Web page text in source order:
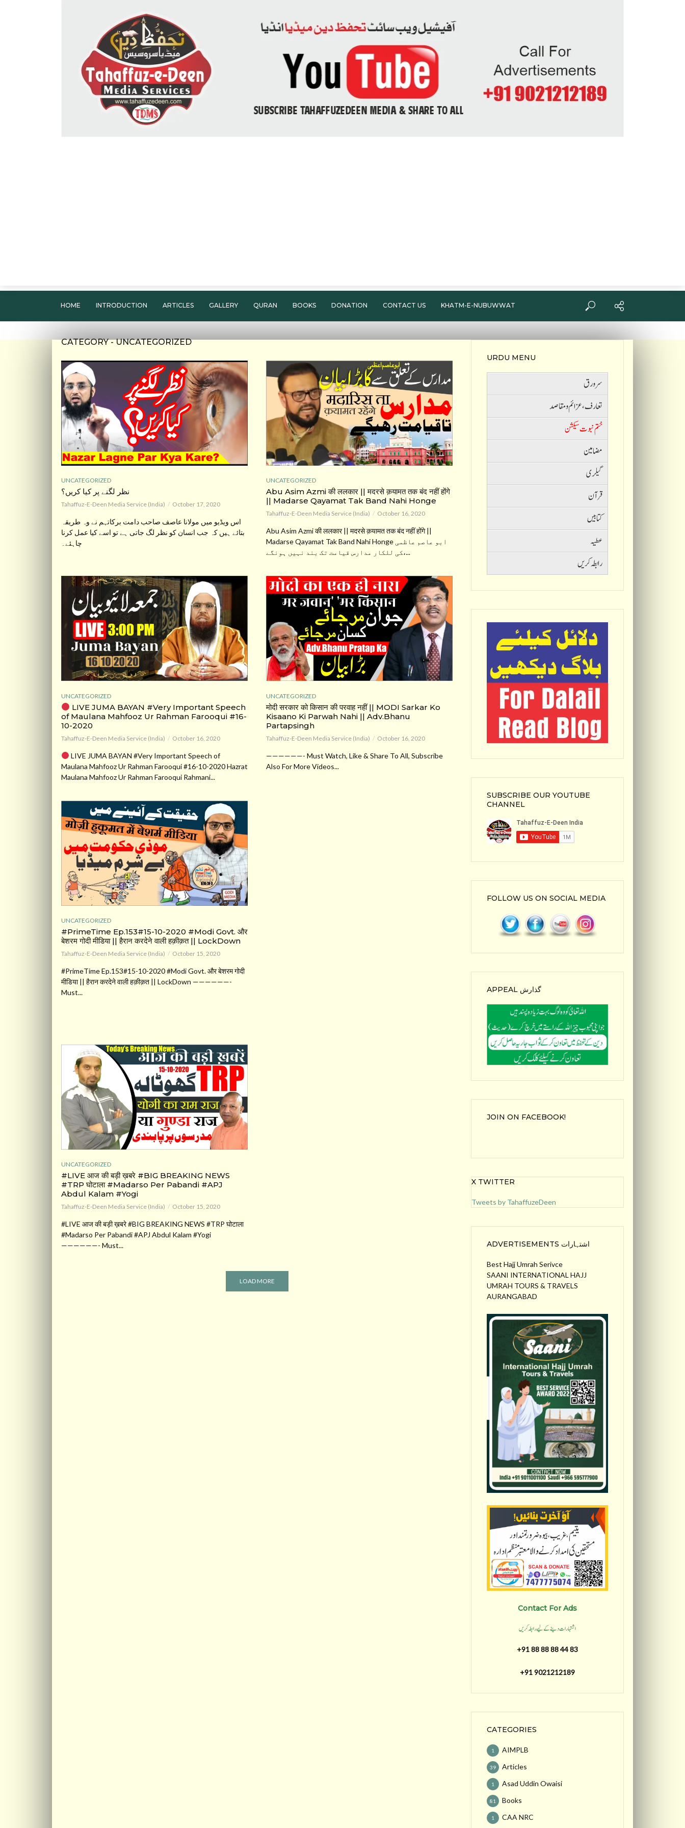
HOME INTRODUCTION ARTICLES GALLERY QURAN BOOKS DONATION CONTACT US KHATM-E-NUBUWWAT
CATEGORY - UNCATEGORIZED
UNCATEGORIZED
نظر لگنے پر کیا کریں؟
Tahaffuz-E-Deen Media Service (India) October 17, 2020
اس ویڈیو میں مولانا عاصف صاحب دامت برکاتہم نے وہ طریقہ
بتائے ہیں کہ جب انسان کو نظر لگ جاتی ہے تو اسے کیا عمل کرنا
چاہئے۔
UNCATEGORIZED
Abu Asim Azmi की ललकार || मदरसे क़यामत तक बंद नहीं होंगे
|| Madarse Qayamat Tak Band Nahi Honge
Tahaffuz-E-Deen Media Service (India) October 16, 2020
Abu Asim Azmi की ललकार || मदरसे क़यामत तक बंद नहीं होंगे ||
Madarse Qayamat Tak Band Nahi Honge ابو عاصم عاظمی
کی للکار مدارس قیامت تک بند نہیں ہونگے،...
UNCATEGORIZED
LIVE JUMA BAYAN #Very Important Speech
of Maulana Mahfooz Ur Rahman Farooqui #16-
10-2020
Tahaffuz-E-Deen Media Service (India) October 16, 2020
LIVE JUMA BAYAN #Very Important Speech of
Maulana Mahfooz Ur Rahman Farooqui #16-10-2020 Hazrat
Maulana Mahfooz Ur Rahman Farooqui Rahmani...
UNCATEGORIZED
मोदी सरकार को किसान की परवाह नहीं || MODI Sarkar Ko
Kisaano Ki Parwah Nahi || Adv.Bhanu
Partapsingh
Tahaffuz-E-Deen Media Service (India) October 16, 2020
——————- Must Watch, Like & Share To All, Subscribe
Also For More Videos...
UNCATEGORIZED
#PrimeTime Ep.153#15-10-2020 #Modi Govt. और
बेशरम गोदी मीडिया || हैरान करदेने वाली हक़ीक़त || LockDown
Tahaffuz-E-Deen Media Service (India) October 15, 2020
#PrimeTime Ep.153#15-10-2020 #Modi Govt. और बेशरम गोदी
मीडिया || हैरान करदेने वाली हक़ीक़त || LockDown ——————-
Must...
UNCATEGORIZED
#LIVE आज की बड़ी ख़बरे #BIG BREAKING NEWS
#TRP घोटाला #Madarso Per Pabandi #APJ
Abdul Kalam #Yogi
Tahaffuz-E-Deen Media Service (India) October 15, 2020
#LIVE आज की बड़ी ख़बरे #BIG BREAKING NEWS #TRP घोटाला
#Madarso Per Pabandi #APJ Abdul Kalam #Yogi
——————- Must...
LOAD MORE
URDU MENU
سرورق
تعارف ،عزائم و مقاصد
ختم نبوت سیکشن
مضامین
گیلری
قرآن
کتابیں
عطیہ
رابطہ کریں
SUBSCRIBE OUR YOUTUBE
CHANNEL
FOLLOW US ON SOCIAL MEDIA
APPEAL گذارش
JOIN ON FACEBOOK!
X TWITTER
Tweets by TahaffuzeDeen
ADVERTISEMENTS اشتہارات
Best Hajj Umrah Serivce
SAANI INTERNATIONAL HAJJ
UMRAH TOURS & TRAVELS
AURANGABAD
Contact For Ads
اشتہارات دینے کے لیے رابطہ کریں
+91 88 88 88 44 83
+91 9021212189
CATEGORIES
AIMPLB
1
Articles
39
Asad Uddin Owaisi
1
Books
81
CAA NRC
1